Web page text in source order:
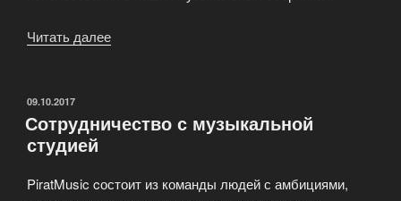
Читать далее
ОПУБЛИКОВАНО
09.10.2017
Сотрудничество с музыкальной
студией
PiratMusic cостоит из команды людей с амбициями,